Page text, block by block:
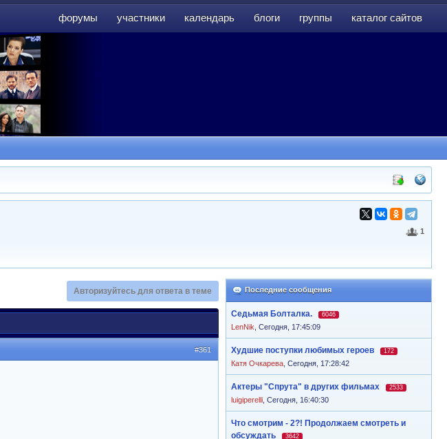
форумы участники календарь блоги группы каталог сайтов
1
Последние сообщения
Седьмая Болталка. 6046
LenNik Сегодня, 17:45:09
Худшие поступки любимых героев 172
Катя Очкарева Сегодня, 17:28:42
Актеры "Спрута" в других фильмах 2533
luigiperelli Сегодня, 16:40:30
Что смотрим - 2?! Продолжаем смотреть и
обсуждать
3642
Авторизуйтесь для ответа в теме
#361